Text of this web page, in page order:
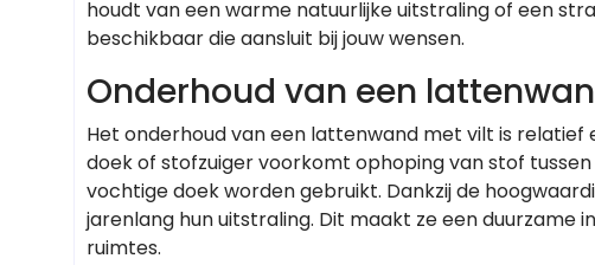
houdt van een warme natuurlijke uitstraling of een
beschikbaar die aansluit bij jouw wensen.
Onderhoud van een
Het onderhoud van een lattenwand met vilt is
doek of stofzuiger voorkomt ophoping van stof
vochtige doek worden gebruikt. Dankzij de
jarenlang hun uitstraling. Dit maakt ze een duurzame
ruimtes.